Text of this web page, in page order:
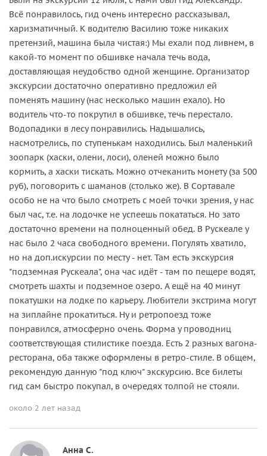
Всё понравилось, гид очень интересно рассказывал,
харизматичный. К водителю Василию тоже никаких
претензий, машина была чистая:) Мы ехали под ливнем, в
какой-то момент по обшивке начала течь вода,
доставляющая неудобство одной женщине. Организатор
экскурсии достаточно оперативно предложил ей
поменять машину (нас несколько машин ехало). Но
водитель что-то покрутил в обшивке, течь перестало.
Водопадики в лесу понравились. Надышались,
насмотрелись, по ступенькам находились. Был маленький
зоопарк (хаски, олени, лоси), оленей можно было
кормить, а хаски тискать. Можно отчеканить монету (за 500
руб), поговорить с шаманов (столько же). В Сортавале
особо не на что было смотреть с моей точки зрения, у нас
был час, т.е. на лодочке не успеешь покататься. Но зато
достаточно времени на полноценный обед. В Рускеале у
нас было 2 часа свободного времени. Погулять хватило,
но на доп.искурсии по месту - нет. Там есть экскурсия
"подземная Рускеала", она час идёт - там по пещере водят,
смотреть шахты и подземное озеро. А ещё на 40 минут
покатушки на лодке по карьеру. Любители экстрима могут
на зиплайне прокатиться. Ну и ретропоезд тоже
понравился, атмосферно очень. Форма у проводниц
соответствующая стилистике поезда. Есть 2 разных вагона-
ресторана, оба также оформлены в ретро-стиле. В общем,
рекомендую данную "под ключ" экскурсию. Все билеты
гид сам быстро покупал, в очередях толпой не стояли.
около 2 лет назад
Анна С.